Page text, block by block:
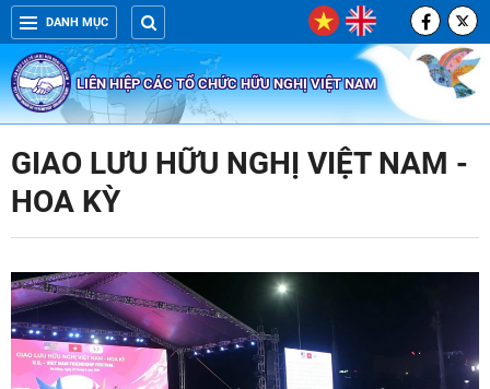
DANH MỤC
LIÊN HIỆP CÁC TỔ CHỨC HỮU NGHỊ VIỆT NAM
GIAO LƯU HỮU NGHỊ VIỆT NAM -
HOA KỲ